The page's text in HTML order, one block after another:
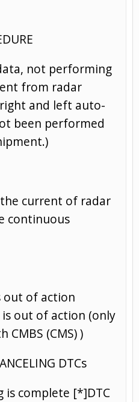
not performing
from radar
and left auto-
been performed
current of radar
continuous
out of action
is out of action (only
CMBS (CMS) )
DTCs
is complete [*]DTC